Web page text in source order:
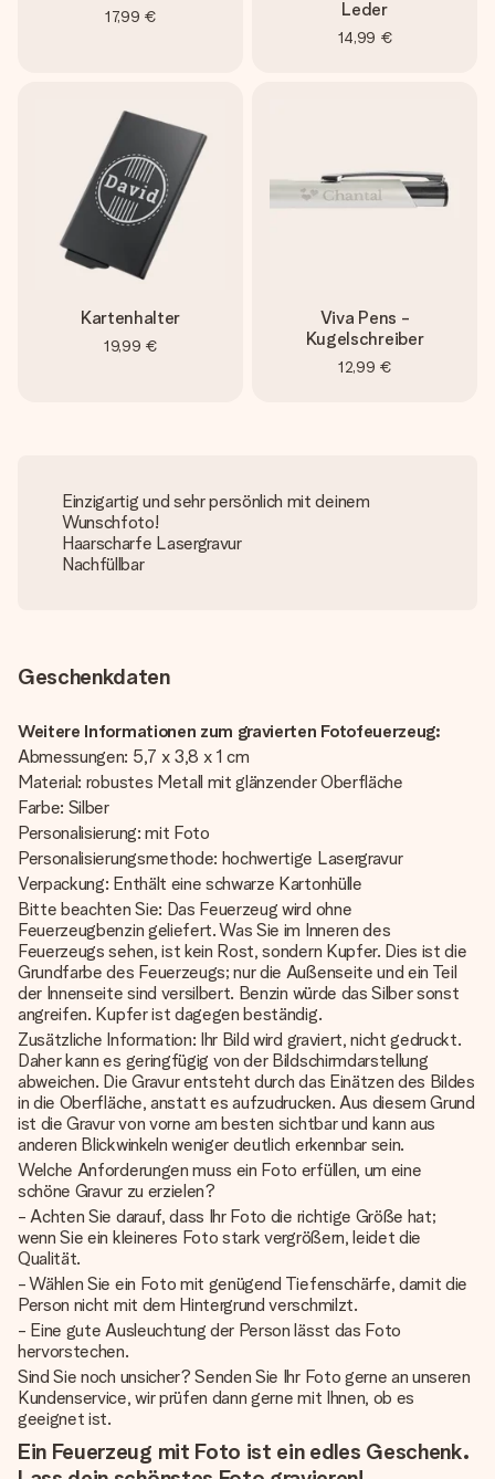
17,99 € Leder
14,99 €
Kartenhalter
19,99 €
Viva Pens -
Kugelschreiber
12,99 €
Einzigartig und sehr persönlich mit deinem
Wunschfoto!
Haarscharfe Lasergravur
Nachfüllbar
Geschenkdaten
Weitere Informationen zum gravierten Fotofeuerzeug:
Abmessungen: 5,7 x 3,8 x 1 cm
Material: robustes Metall mit glänzender Oberfläche
Farbe: Silber
Personalisierung: mit Foto
Personalisierungsmethode: hochwertige Lasergravur
Verpackung: Enthält eine schwarze Kartonhülle
Bitte beachten Sie: Das Feuerzeug wird ohne
Feuerzeugbenzin geliefert. Was Sie im Inneren des
Feuerzeugs sehen, ist kein Rost, sondern Kupfer. Dies ist die
Grundfarbe des Feuerzeugs; nur die Außenseite und ein Teil
der Innenseite sind versilbert. Benzin würde das Silber sonst
angreifen. Kupfer ist dagegen beständig.
Zusätzliche Information: Ihr Bild wird graviert, nicht gedruckt.
Daher kann es geringfügig von der Bildschirmdarstellung
abweichen. Die Gravur entsteht durch das Einätzen des Bildes
in die Oberfläche, anstatt es aufzudrucken. Aus diesem Grund
ist die Gravur von vorne am besten sichtbar und kann aus
anderen Blickwinkeln weniger deutlich erkennbar sein.
Welche Anforderungen muss ein Foto erfüllen, um eine
schöne Gravur zu erzielen?
- Achten Sie darauf, dass Ihr Foto die richtige Größe hat;
wenn Sie ein kleineres Foto stark vergrößern, leidet die
Qualität.
- Wählen Sie ein Foto mit genügend Tiefenschärfe, damit die
Person nicht mit dem Hintergrund verschmilzt.
- Eine gute Ausleuchtung der Person lässt das Foto
hervorstechen.
Sind Sie noch unsicher? Senden Sie Ihr Foto gerne an unseren
Kundenservice, wir prüfen dann gerne mit Ihnen, ob es
geeignet ist.
Ein Feuerzeug mit Foto ist ein edles Geschenk.